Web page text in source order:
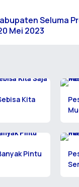
Seluma
Mei 2023
Kita
Pintu